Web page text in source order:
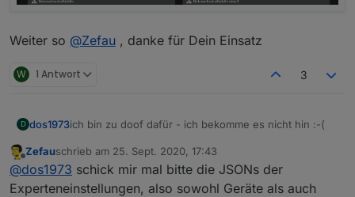
Weiter so @Zefau , danke für Dein Einsatz
W 1 Antwort 3
D dos1973ich bin zu doof dafür - ich bekomme es nicht hin :-(
Offline
Zefauschrieb am 25. Sept. 2020, 17:43
zuletzt editiert von
@dos1973 schick mir mal bitte die JSONs der
Experteneinstellungen, also sowohl Geräte als auch